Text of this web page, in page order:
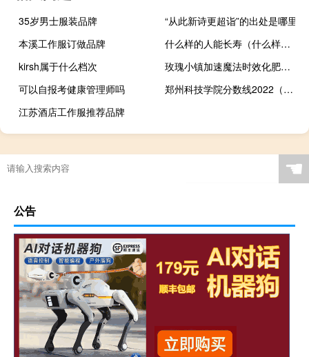
35岁男士服装品牌
“从此新诗更超诣”的出处是哪里
本溪工作服订做品牌
什么样的人能长寿（什么样的人能开天眼）
kirsh属于什么档次
玫瑰小镇加速魔法时效化肥（玫瑰小镇魔法花园登陆）
可以自报考健康管理师吗
郑州科技学院分数线2022（郑州科技学院分数线）
江苏酒店工作服推荐品牌
☚
公告